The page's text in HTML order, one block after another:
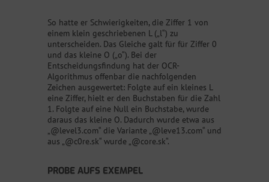
So hatte er Schwierigkeiten, die Ziffer 1 von
einem klein geschriebenen L („l“) zu
unterscheiden. Das Gleiche galt für für Ziffer 0
und das kleine O („o“). Bei der
Entscheidungsfindung hat der OCR-
Algorithmus offenbar die nachfolgenden
Zeichen ausgewertet: Folgte auf ein kleines L
eine Ziffer, hielt er den Buchstaben für die Zahl
1. Folgte auf eine Null ein Buchstabe, wurde
daraus das kleine O. Dadurch wurde etwa aus
„@level3.com“ die Variante „@leve13.com“ und
aus „@c0re.sk“ wurde „@core.sk“.
PROBE AUFS EXEMPEL